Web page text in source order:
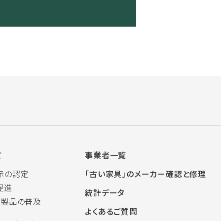
の認定
進
品の普及
事業者一覧
「古い家具」のメーカー確認と修理
統計データ
よくあるご質問